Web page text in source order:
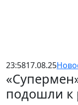
23:5817.08.25
подошли к